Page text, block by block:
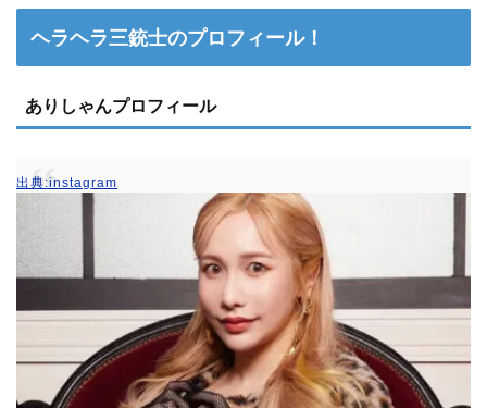
ヘラヘラ三銃士のプロフィール！
ありしゃんプロフィール
出典:instagram